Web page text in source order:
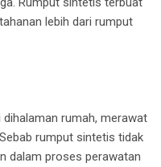
lebih dari rumput
rumah, merawat
rumput sintetis tidak
dalam proses perawatan